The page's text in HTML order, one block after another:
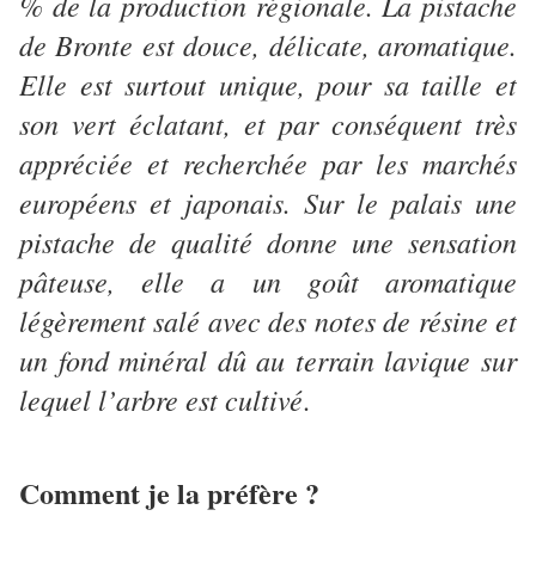
de Bronte est douce, délicate, aromatique.
Elle est surtout unique, pour sa taille et
son vert éclatant, et par conséquent très
appréciée et recherchée par les marchés
européens et japonais. Sur le palais une
pistache de qualité donne une sensation
pâteuse, elle a un goût aromatique
légèrement salé avec des notes de résine et
un fond minéral dû au terrain lavique sur
lequel l’arbre est cultivé.
Comment je la préfère ?